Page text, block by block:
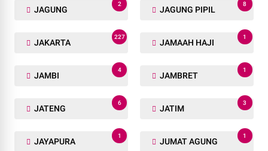
JAGUNG
2
JAGUNG PIPIL
8
JAKARTA
227
JAMAAH HAJI
1
JAMBI
4
JAMBRET
1
JATENG
6
JATIM
3
JAYAPURA
1
JUMAT AGUNG
1